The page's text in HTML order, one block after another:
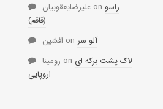
علیرضایعقوبیان on راسو
(قاقم)
افشین on آلو سر
رومینا on لاک پشت برکه ای
اروپایی